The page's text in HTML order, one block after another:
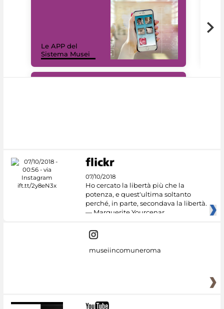
Le APP del
Sistema Musei
07/10/2018
Ho cercato la libertà più che la
potenza, e quest'ultima soltanto
perché, in parte, secondava la libertà.
— Marguerite Yourcenar
museiincomuneroma